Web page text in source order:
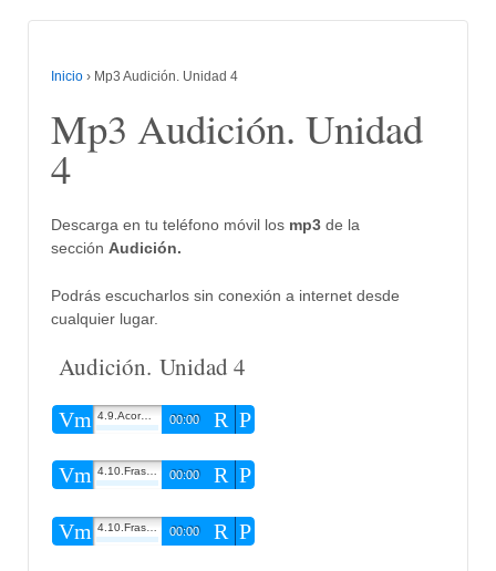
Inicio › Mp3 Audición. Unidad 4
Mp3 Audición. Unidad
4
Descarga en tu teléfono móvil los mp3 de la
sección Audición.
Podrás escucharlos sin conexión a internet desde
cualquier lugar.
Audición. Unidad 4
Vm 4.9.Acordes 00:00 R P
Vm 00:00 R P
Vm 00:00 R P